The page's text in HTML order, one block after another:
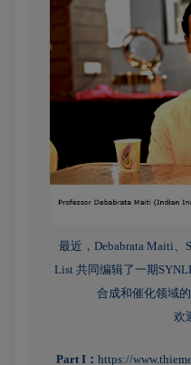
最近，Debabrata Maiti、
List 共同编辑了一期
合成和催化领域
欢
Part I： https://